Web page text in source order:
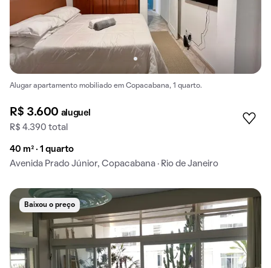
Alugar apartamento mobiliado em Copacabana, 1 quarto.
R$ 3.600 aluguel
R$ 4.390 total
40 m² · 1 quarto
Avenida Prado Júnior, Copacabana · Rio de Janeiro
Baixou o preço